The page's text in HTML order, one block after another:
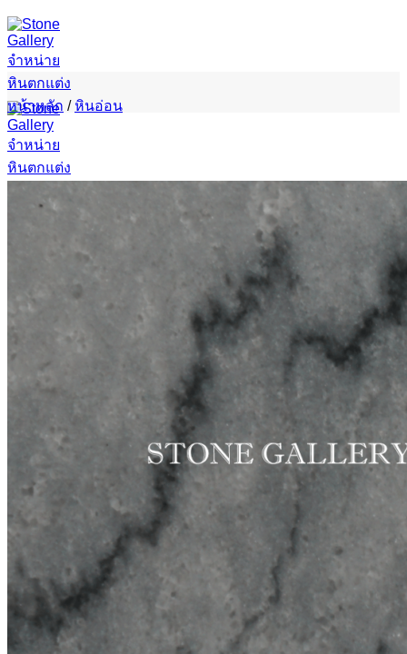
ข้าม
ไป
ยัง
เนื้อหา
หน้าแรก
ผลิตภัณฑ์ของเรา
หินอ่อน
หินทราเวอร์ทีน
หินไลม์สโตน
หินควอร์ตไซต์
หินสังเคราะห์
หินตกแต่ง
เฟอร์นิเจอร์ของตกแต่ง
ผลงาน
บทความ
เพิ่มเติม
บริการลูกค้า
หน้าหลัก / หินอ่อน